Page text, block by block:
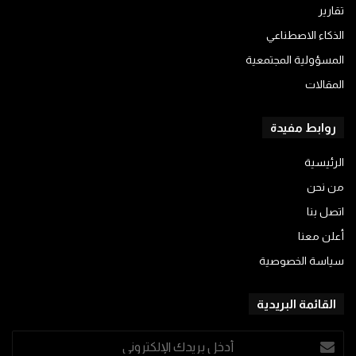
تقارير
الذكاء الاصطناعي
المسؤولية المجتمعية
المقالات
روابط مفيدة
الرئيسية
من نحن
اتصل بنا
أعلن معنا
سياسة الخصوصية
القائمة البريدية
أدخل